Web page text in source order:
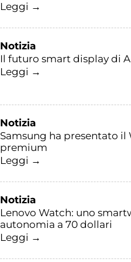
Leggi →
Notizia
Il futuro smart display di
Leggi →
Notizia
Samsung ha presentato il
premium
Leggi →
Notizia
Lenovo Watch: uno
autonomia a 70 dollari
Leggi →